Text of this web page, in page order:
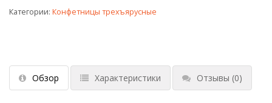
Категории: Конфетницы трехъярусные
Обзор Характеристики Отзывы (0)